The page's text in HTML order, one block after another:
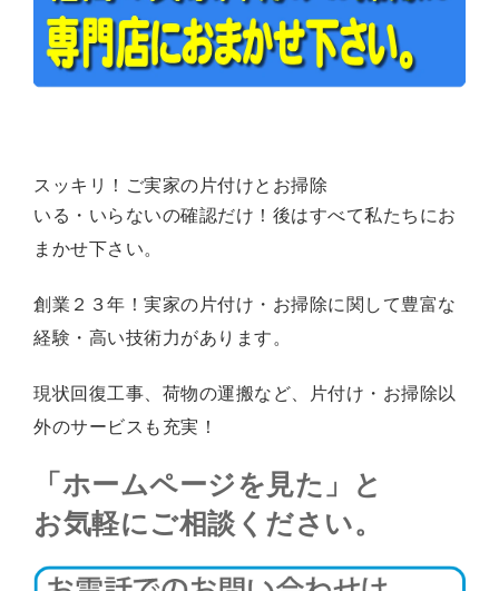
スッキリ！ご実家の片付けとお掃除
いる・いらないの確認だけ！後はすべて私たちにお
まかせ下さい。
創業２３年！実家の片付け・お掃除に関して豊富な
経験・高い技術力があります。
現状回復工事、荷物の運搬など、片付け・お掃除以
外のサービスも充実！
「ホームページを見た」と
お気軽にご相談ください。